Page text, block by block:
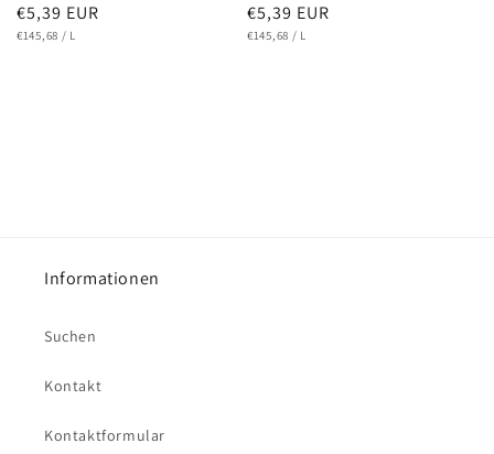
Normaler
Preis
€5,39 EUR
GRUNDPREIS
€145,68 / PRO
L
Normaler
Preis
€5,39 EUR
GRUNDPREIS
€145,68 / PRO
L
Informationen
Suchen
Kontakt
Kontaktformular